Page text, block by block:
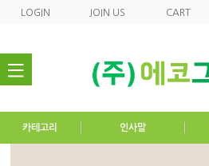
LOGIN JOIN US CART
카테고리 인사말
nav